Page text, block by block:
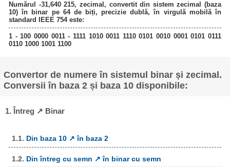
Numărul -31,640 215, zecimal, convertit din sistem zecimal (baza
10) în binar pe 64 de biți, precizie dublă, în virgulă mobilă în
standard IEEE 754 este:
1 - 100 0000 0011 - 1111 1010 0011 1110 0101 0010 0001 0101 0111
0110 1000 1001 1100
Convertor de numere în sistemul binar și zecimal.
Conversii în baza 2 și baza 10 disponibile:
1. Întreg ↗ Binar
1.1. Din baza 10 ↗ în baza 2
1.2. Din întreg cu semn ↗ în binar cu semn